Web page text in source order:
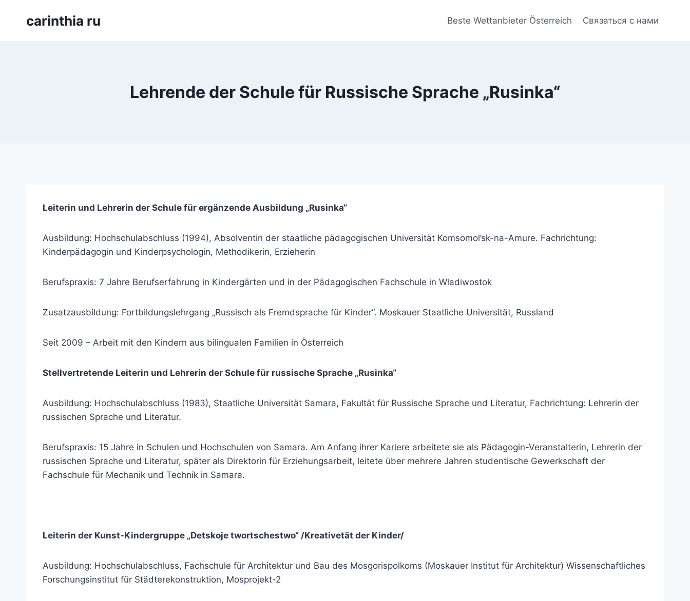
carinthia ru Beste Wettanbieter Österreich Связаться с нами
Lehrende der Schule für Russische Sprache „Rusinka“
Leiterin und Lehrerin der Schule für ergänzende Ausbildung „Rusinka“
Ausbildung: Hochschulabschluss (1994), Absolventin der staatliche pädagogischen Universität Komsomol’sk-na-Amure. Fachrichtung:
Kinderpädagogin und Kinderpsychologin, Methodikerin, Erzieherin
Berufspraxis: 7 Jahre Berufserfahrung in Kindergärten und in der Pädagogischen Fachschule in Wladiwostok
Zusatzausbildung: Fortbildungslehrgang „Russisch als Fremdsprache für Kinder“. Moskauer Staatliche Universität, Russland
Seit 2009 – Arbeit mit den Kindern aus bilingualen Familien in Österreich
Stellvertretende Leiterin und Lehrerin der Schule für russische Sprache „Rusinka“
Ausbildung: Hochschulabschluss (1983), Staatliche Universität Samara, Fakultät für Russische Sprache und Literatur, Fachrichtung: Lehrerin der
russischen Sprache und Literatur.
Berufspraxis: 15 Jahre in Schulen und Hochschulen von Samara. Am Anfang ihrer Kariere arbeitete sie als Pädagogin-Veranstalterin, Lehrerin der
russischen Sprache und Literatur, später als Direktorin für Erziehungsarbeit, leitete über mehrere Jahren studentische Gewerkschaft der
Fachschule für Mechanik und Technik in Samara.
Leiterin der Kunst-Kindergruppe „Detskoje twortschestwo“ /Kreativetät der Kinder/
Ausbildung: Hochschulabschluss, Fachschule für Architektur und Bau des Mosgorispolkoms (Moskauer Institut für Architektur) Wissenschaftliches
Forschungsinstitut für Städterekonstruktion, Mosprojekt-2